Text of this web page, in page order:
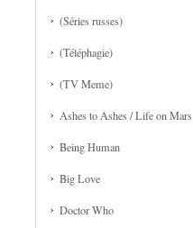
(Séries russes)
(Téléphagie)
(TV Meme)
Ashes to Ashes / Life on Mars
Being Human
Big Love
Doctor Who